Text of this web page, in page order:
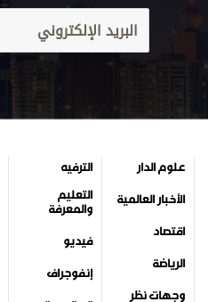
علوم الدار
الأخبار العالمية
اقتصاد
الرياضة
وجهات نظر
الترفيه
التعليم
والمعرفة
فيديو
إنفوجراف